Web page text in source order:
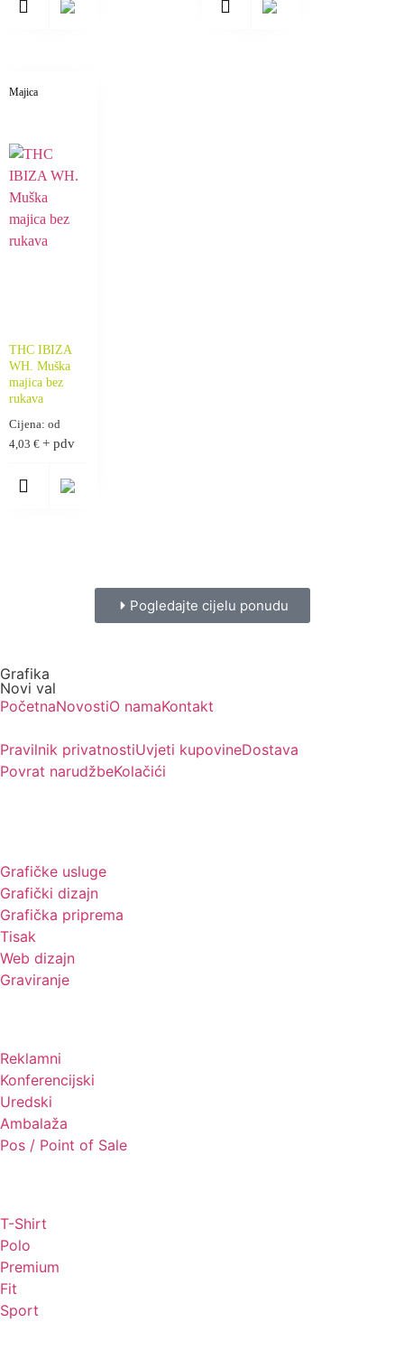
Majica
THC IBIZA
WH. Muška
majica bez
rukava
Cijena: od
4,03 € + pdv
Pogledajte cijelu ponudu
Grafika
Novi val
PočetnaNovostiO namaKontakt
Pravilnik privatnostiUvjeti kupovineDostava
Povrat narudžbeKolačići
Grafičke usluge
Grafički dizajn
Grafička priprema
Tisak
Web dizajn
Graviranje
Reklamni
Konferencijski
Uredski
Ambalaža
Pos / Point of Sale
T-Shirt
Polo
Premium
Fit
Sport